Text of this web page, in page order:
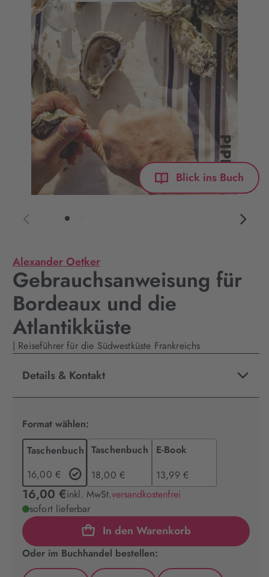
Blick ins Buch
Alexander Oetker
Gebrauchsanweisung für
Bordeaux und die
Atlantikküste
| Reiseführer für die Südwestküste Frankreichs
Details & Kontakt
Format wählen:
Taschenbuch
16,00 €
Taschenbuch
18,00 €
E-Book
13,99 €
16,00 €inkl. MwSt.versandkostenfrei
sofort lieferbar
In den Warenkorb
Oder im Buchhandel bestellen: